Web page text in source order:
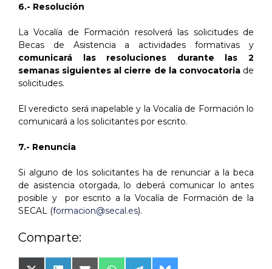
6.- Resolución
La Vocalía de Formación resolverá las solicitudes de
Becas de Asistencia a actividades formativas y
comunicará las resoluciones durante las 2
semanas siguientes al cierre de la convocatoriade
solicitudes.
El veredicto será inapelable y la Vocalía de Formación lo
comunicará a los solicitantes por escrito.
7.- Renuncia
Si alguno de los solicitantes ha de renunciar a la beca
de asistencia otorgada, lo deberá comunicar lo antes
posible y por escrito a la Vocalía de Formación de la
SECAL (formacion@secal.es).
Comparte: